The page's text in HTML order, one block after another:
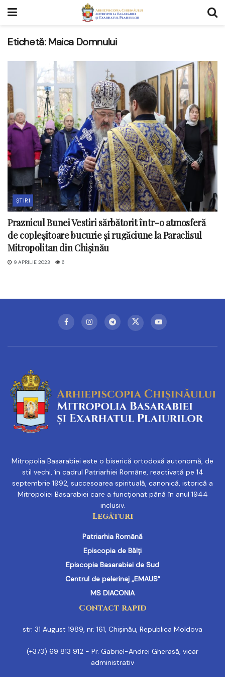
Etichetă:Maica Domnului
ȘTIRI
Praznicul Bunei Vestiri sărbătorit într-o atmosferă
de copleșitoare bucurie și rugăciune la Paraclisul
Mitropolitan din Chișinău
9 APRILIE 2023 6
Mitropolia Basarabiei este o biserică ortodoxă autonomă, de
stil vechi, în cadrul Patriarhiei Române, reactivată pe 14
septembrie 1992, succesoarea spirituală, canonică, istorică a
Mitropoliei Basarabiei care a funcționat până în anul 1944
inclusiv.
Legături
Patriarhia Română
Episcopia de Bălți
Episcopia Basarabiei de Sud
Centrul de pelerinaj „EMAUS”
MS DIACONIA
Contact rapid
str. 31 August 1989, nr. 161, Chișinău, Republica Moldova
(+373) 69 813 912 - Pr. Gabriel-Andrei Gherasă, vicar
administrativ